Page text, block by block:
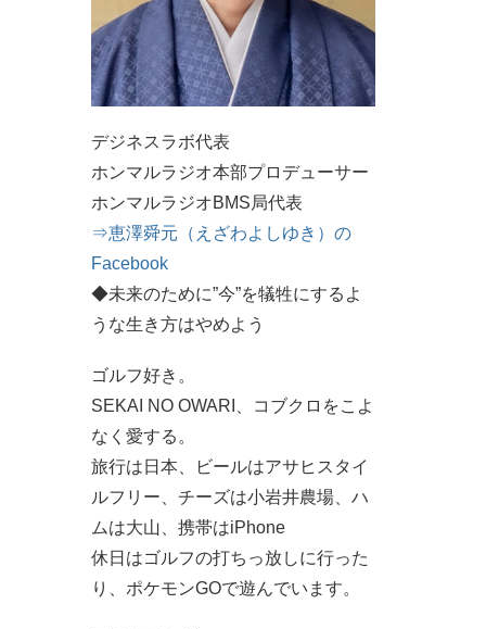
デジネスラボ代表
ホンマルラジオ本部プロデューサー
ホンマルラジオBMS局代表
⇒恵澤舜元（えざわよしゆき）の
Facebook
◆未来のために”今”を犠牲にするよ
うな生き方はやめよう
ゴルフ好き。
SEKAI NO OWARI、コブクロをこよ
なく愛する。
旅行は日本、ビールはアサヒスタイ
ルフリー、チーズは小岩井農場、ハ
ムは大山、携帯はiPhone
休日はゴルフの打ちっ放しに行った
り、ポケモンGOで遊んでいます。